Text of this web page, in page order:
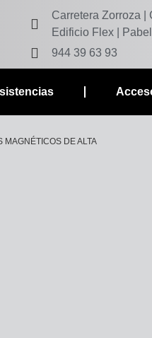
Carretera Zorroza |
Edificio Flex |
944 39 63 93
MAGNÉTICOS DE ALTA